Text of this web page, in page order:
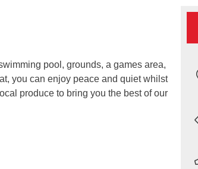
pool, grounds, a games area,
you can enjoy peace and quiet whilst
produce to bring you the best of our